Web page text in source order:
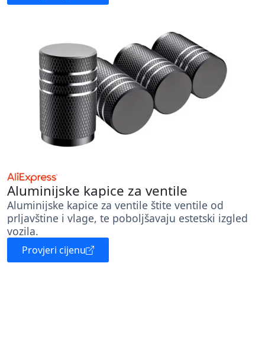
Aluminijske kapice za ventile
Aluminijske kapice za ventile štite ventile od
prljavštine i vlage, te poboljšavaju estetski izgled
vozila.
Provjeri cijenu